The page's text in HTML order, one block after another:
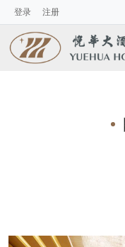
登录 注册